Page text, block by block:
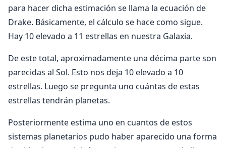
para hacer dicha estimación se llama la ecuación de
Drake. Básicamente, el cálculo se hace como sigue.
Hay 10 elevado a 11 estrellas en nuestra Galaxia.
De este total, aproximadamente una décima parte son
parecidas al Sol. Esto nos deja 10 elevado a 10
estrellas. Luego se pregunta uno cuántas de estas
estrellas tendrán planetas.
Posteriormente estima uno en cuantos de estos
sistemas planetarios pudo haber aparecido una forma